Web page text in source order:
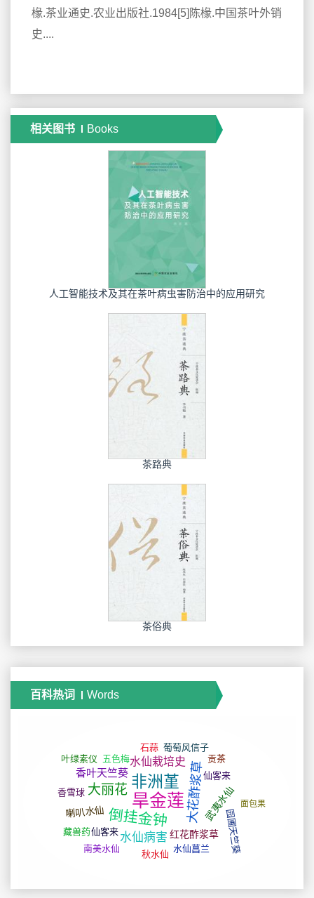
椽.茶业通史.农业出版社.1984[5]陈椽.中国茶叶外销
史....
相关图书 Books
人工智能技术及其在茶叶病虫害防治中的应用研究
茶路典
茶俗典
百科热词 Words